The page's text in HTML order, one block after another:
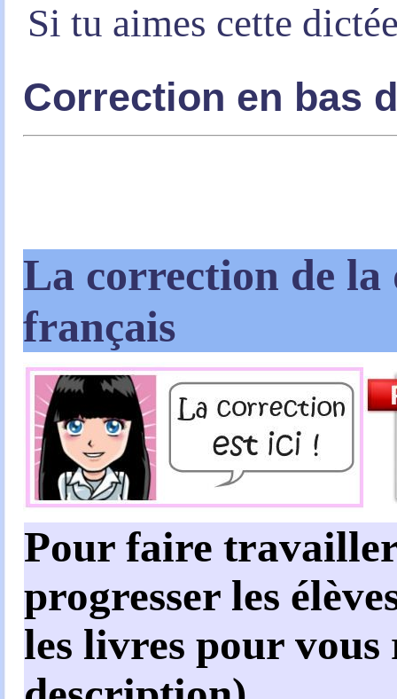
Si tu aimes cette
Correction en bas
La correction de la
français
Pour faire
progresser les
les livres pour